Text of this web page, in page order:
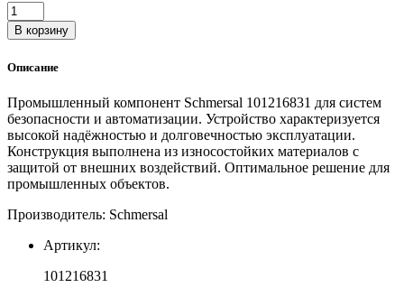
Количество
товара
Schmersal
—
компонент
В корзину
Описание
Промышленный компонент Schmersal 101216831 для систем
безопасности и автоматизации. Устройство характеризуется
высокой надёжностью и долговечностью эксплуатации.
Конструкция выполнена из износостойких материалов с
защитой от внешних воздействий. Оптимальное решение для
промышленных объектов.
Производитель: Schmersal
Артикул:
101216831